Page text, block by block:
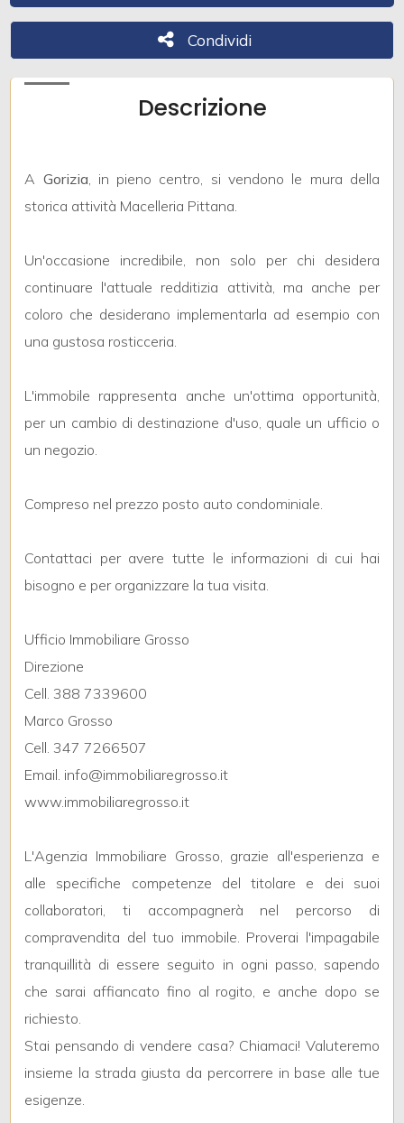
Condividi
Condividi
Descrizione
A Gorizia, in pieno centro, si vendono le mura della
storica attività Macelleria Pittana.
Un'occasione incredibile, non solo per chi desidera
continuare l'attuale redditizia attività, ma anche per
coloro che desiderano implementarla ad esempio con
una gustosa rosticceria.
L'immobile rappresenta anche un'ottima opportunità,
per un cambio di destinazione d'uso, quale un ufficio o
un negozio.
Compreso nel prezzo posto auto condominiale.
Contattaci per avere tutte le informazioni di cui hai
bisogno e per organizzare la tua visita.
Ufficio Immobiliare Grosso
Direzione
Cell. 388 7339600
Marco Grosso
Cell. 347 7266507
Email. info@immobiliaregrosso.it
www.immobiliaregrosso.it
L'Agenzia Immobiliare Grosso, grazie all'esperienza e
alle specifiche competenze del titolare e dei suoi
collaboratori, ti accompagnerà nel percorso di
compravendita del tuo immobile. Proverai l'impagabile
tranquillità di essere seguito in ogni passo, sapendo
che sarai affiancato fino al rogito, e anche dopo se
richiesto.
Stai pensando di vendere casa? Chiamaci! Valuteremo
insieme la strada giusta da percorrere in base alle tue
esigenze.
Locali
minimi
Qualsiasi
1
Bagni
minimi
3
4
5